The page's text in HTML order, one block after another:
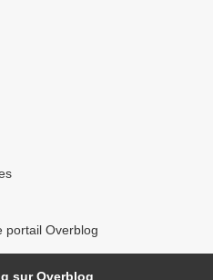
portail Overblog
sur Overblog